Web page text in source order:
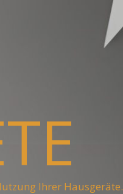
Ihrer Hausgeräte.